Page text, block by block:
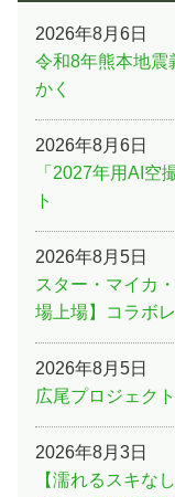
2026年8月6日
令和8年熊本地震
かく
2026年8月6日
「2027年用AI空
ト
2026年8月5日
スター・マイカ
場上場】コラボ
2026年8月5日
広尾プロジェク
2026年8月3日
【濡れるスキな